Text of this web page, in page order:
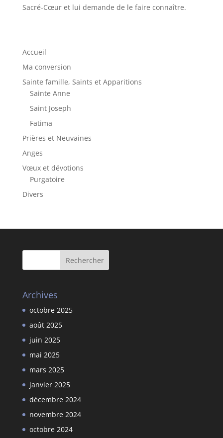
Sacré-Cœur et lui demande de le faire connaître.
Accueil
Ma conversion
Sainte famille, Saints et Apparitions
Sainte Anne
Saint Joseph
Fatima
Prières et Neuvaines
Anges
Vœux et dévotions
Purgatoire
Divers
Archives
octobre 2025
août 2025
juin 2025
mai 2025
mars 2025
janvier 2025
décembre 2024
novembre 2024
octobre 2024